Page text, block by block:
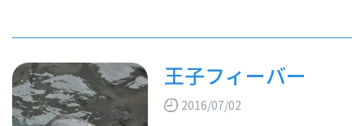
王子フィーバー
2016/07/02